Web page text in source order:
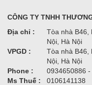
CÔNG TY TNHH
Địa chỉ :
Tòa nhà B46,
Nội, Hà Nội
VPGD :
Tòa nhà B46,
Nội, Hà Nội
Phone :
0934650886
Ms Thuế :
0106141138